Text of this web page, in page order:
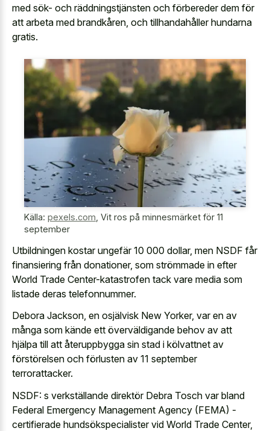
med sök- och räddningstjänsten och förbereder dem för
att arbeta med brandkåren, och tillhandahåller hundarna
gratis.
Källa: pexels.com, Vit ros på minnesmärket för 11
september
Utbildningen kostar ungefär 10 000 dollar, men NSDF får
finansiering från donationer, som strömmade in efter
World Trade Center-katastrofen tack vare media som
listade deras telefonnummer.
Debora Jackson, en osjälvisk New Yorker, var en av
många som kände ett överväldigande behov av att
hjälpa till att återuppbygga sin stad i kölvattnet av
förstörelsen och förlusten av 11 september
terrorattacker.
NSDF: s verkställande direktör Debra Tosch var bland
Federal Emergency Management Agency (FEMA) -
certifierade hundsökspecialister vid World Trade Center,